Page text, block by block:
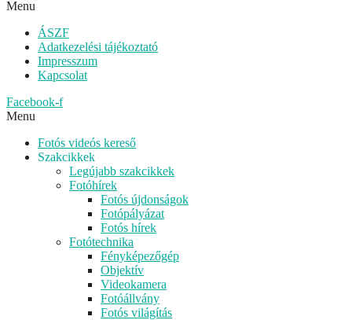
Menu
ÁSZF
Adatkezelési tájékoztató
Impresszum
Kapcsolat
Facebook-f
Menu
Fotós videós kereső
Szakcikkek
Legújabb szakcikkek
Fotóhírek
Fotós újdonságok
Fotópályázat
Fotós hírek
Fotótechnika
Fényképezőgép
Objektív
Videokamera
Fotóállvány
Fotós világítás